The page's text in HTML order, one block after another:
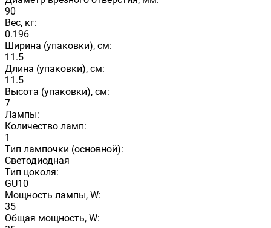
90
Вес, кг:
0.196
Ширина (упаковки), см:
11.5
Длина (упаковки), см:
11.5
Высота (упаковки), см:
7
Лампы:
Количество ламп:
1
Тип лампочки (основной):
Светодиодная
Тип цоколя:
GU10
Мощность лампы, W:
35
Общая мощность, W: